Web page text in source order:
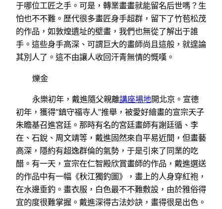
于哪位工匠之手。可是，轉業畫畫就能留名后世嗎？生
怕也不不難。歷代很多畫匠身手超群，留下了竹苞松茂
的作品，如敦煌遺址的壁畫，我們也無從了解出于誰
手。這些身手高深、可謂巨大的畫師尚且這般，就遑論
其別人了。這不由讓人收回汗青無情的慨嘆。
爍金
永樂初年，戴進隨父親離講座場地開北京。宣德
初年，獲得“鎮守福寺人”推舉，被愛好繪畫的宣宗天子
朱瞻基召進宮廷。那時有名的宮廷畫師有謝廷循、李
在、石銳、周文靖等，戴進固然來自平易近間，但畫藝
高深，隱約有超逸群倫的氣勢，于是引來了同業的吃
醋。有一天，宣宗在仁智殿欣賞畫師的作品，戴進選送
的作品中有一幅《秋江獨釣圖》，畫上的人身穿紅袍，
在水邊垂釣。畫衣服，白色最不不難敷設，由於雅俗得
宜的度很難掌握。戴進深得古法妙訣，畫得很是出色。